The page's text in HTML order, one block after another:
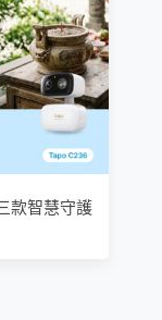
款智慧守護